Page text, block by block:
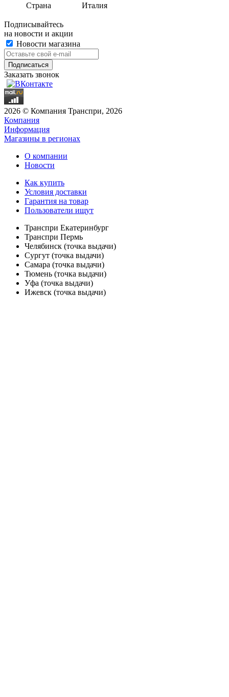
Страна
Италия
Подписывайтесь
на новости и акции
Новости магазина
Заказать звонок
2026 © Компания Транспри, 2026
Компания
Информация
Магазины в регионах
О компании
Новости
Как купить
Условия доставки
Гарантия на товар
Пользователи ищут
Транспри Екатеринбург
Транспри Пермь
Челябинск (точка выдачи)
Сургут (точка выдачи)
Самара (точка выдачи)
Тюмень (точка выдачи)
Уфа (точка выдачи)
Ижевск (точка выдачи)